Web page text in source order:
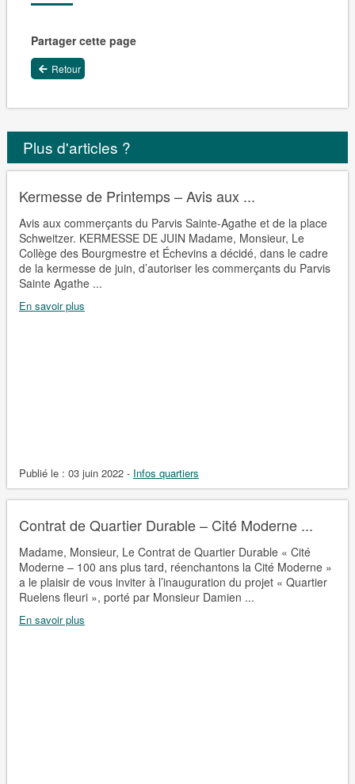
Partager cette page
Retour
Plus d'articles ?
Kermesse de Printemps – Avis aux ...
Avis aux commerçants du Parvis Sainte-Agathe et de la place
Schweitzer. KERMESSE DE JUIN Madame, Monsieur, Le
Collège des Bourgmestre et Échevins a décidé, dans le cadre
de la kermesse de juin, d’autoriser les commerçants du Parvis
Sainte Agathe ...
En savoir plus
Publié le : 03 juin 2022 - Infos quartiers
Contrat de Quartier Durable – Cité Moderne ...
Madame, Monsieur, Le Contrat de Quartier Durable « Cité
Moderne – 100 ans plus tard, réenchantons la Cité Moderne »
a le plaisir de vous inviter à l’inauguration du projet « Quartier
Ruelens fleuri », porté par Monsieur Damien ...
En savoir plus